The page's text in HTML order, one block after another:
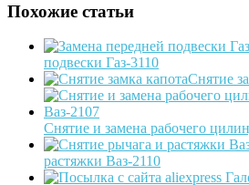
Похожие статьи
подвески Газ-3110
Cнятие
Снятие и замена рабочего
растяжки Ваз-2110